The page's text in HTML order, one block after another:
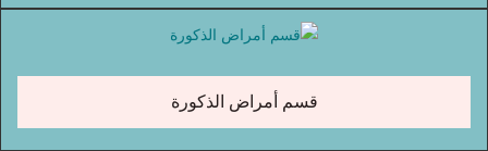
قسم أمراض الذكورة